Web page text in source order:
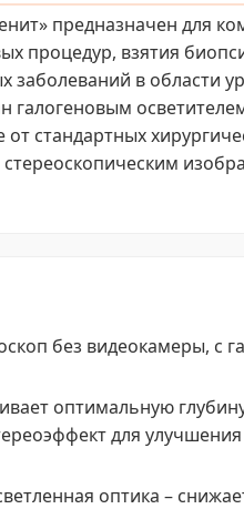
предназначен для
процедур, взятия
заболеваний в области
галогеновым
стандартных
без видеокамеры, с
оптимальную
для улучшения
оптика –